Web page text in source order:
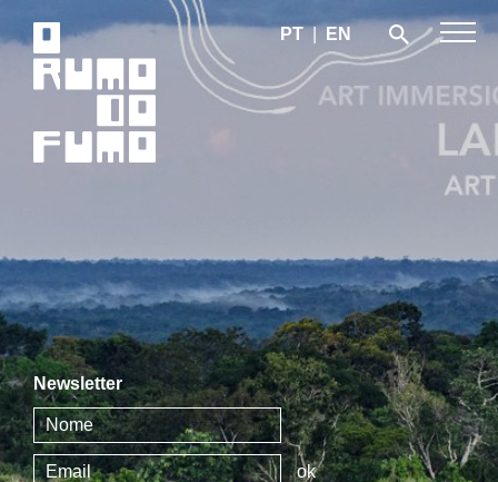
Newsletter
ok
PT | EN